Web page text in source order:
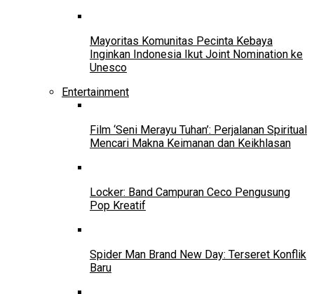
Mayoritas Komunitas Pecinta Kebaya
Inginkan Indonesia Ikut Joint Nomination ke
Unesco
Entertainment
Film ‘Seni Merayu Tuhan’: Perjalanan Spiritual
Mencari Makna Keimanan dan Keikhlasan
Locker: Band Campuran Ceco Pengusung
Pop Kreatif
Spider Man Brand New Day: Terseret Konflik
Baru